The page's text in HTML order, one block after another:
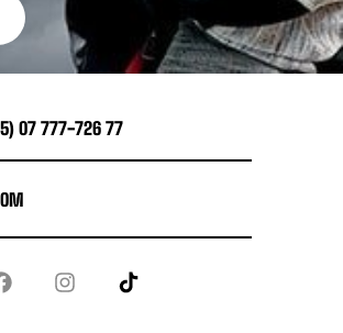
07 777-726 77